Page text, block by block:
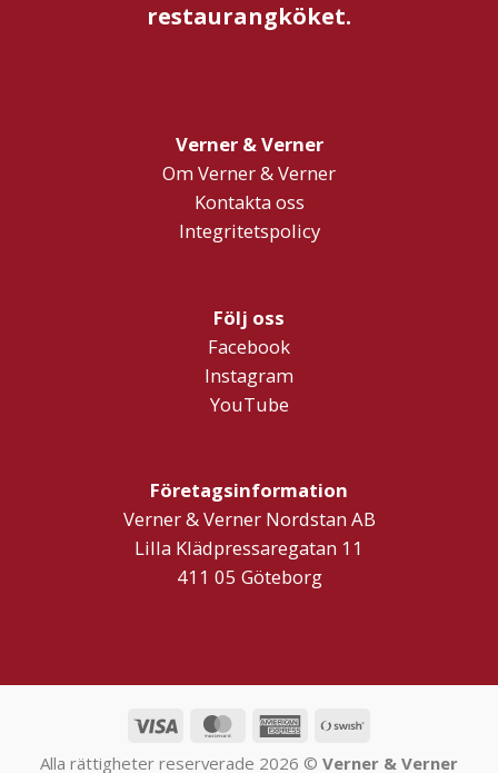
restaurangköket.
Verner & Verner
Om Verner & Verner
Kontakta oss
Integritetspolicy
Följ oss
Facebook
Instagram
YouTube
Företagsinformation
Verner & Verner Nordstan AB
Lilla Klädpressaregatan 11
411 05 Göteborg
Visa MasterCardAmericanSwish
Alla rättigheter reserverade 2026 © Verner & Verner